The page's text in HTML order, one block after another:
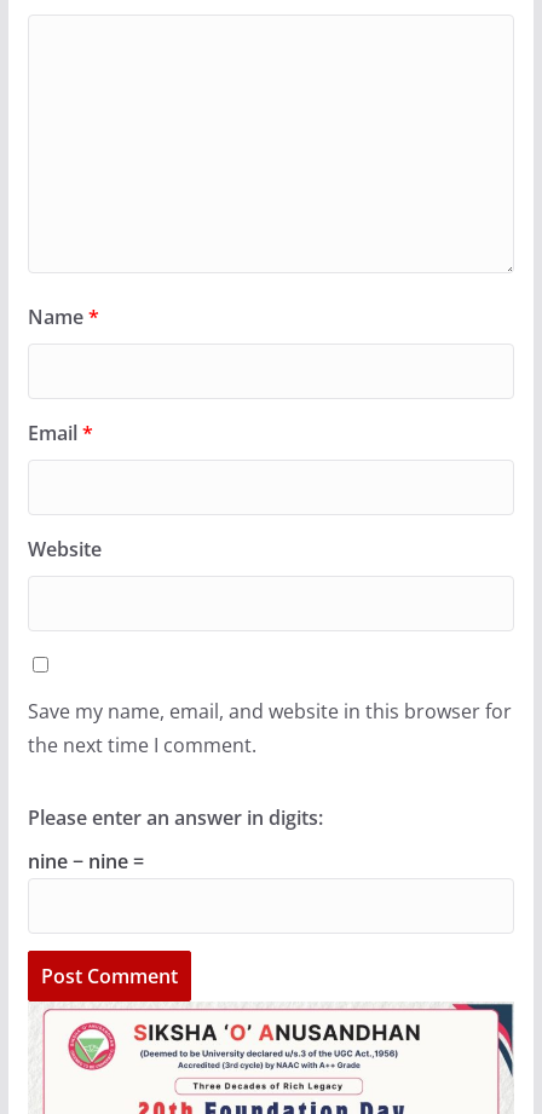
Name*
Email*
Website
Save my name, email, and website in this browser for
the next time I comment.
Please enter an answer in digits:
nine − nine =